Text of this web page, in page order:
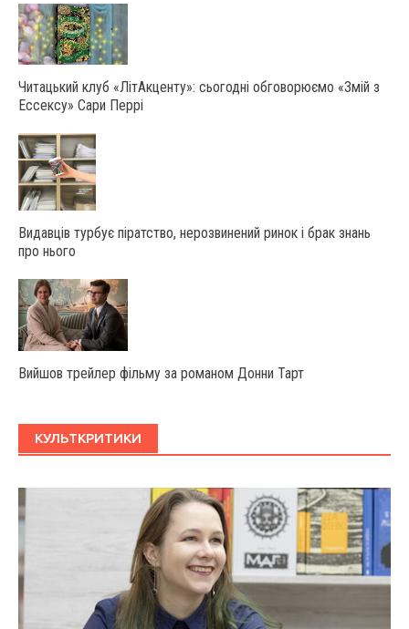
Читацький клуб «ЛітАкценту»: сьогодні обговорюємо «Змій з
Ессексу» Сари Перрі
Видавців турбує піратство, нерозвинений ринок і брак знань
про нього
Вийшов трейлер фільму за романом Донни Тарт
КУЛЬТКРИТИКИ